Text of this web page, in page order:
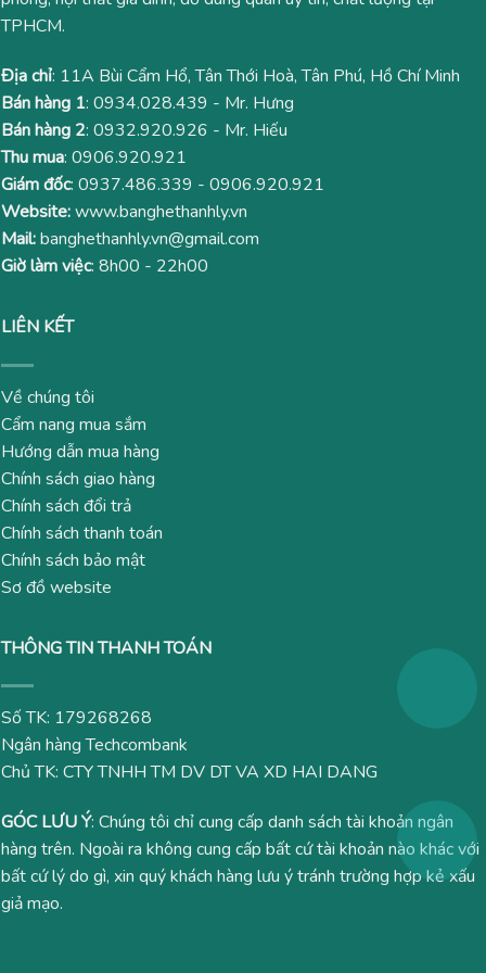
TPHCM.
Địa chỉ: 11A Bùi Cẩm Hổ, Tân Thới Hoà, Tân Phú, Hồ Chí Minh
Bán hàng 1: 0934.028.439 - Mr. Hưng
Bán hàng 2: 0932.920.926 - Mr. Hiếu
Thu mua: 0906.920.921
Giám đốc: 0937.486.339 - 0906.920.921
Website:www.banghethanhly.vn
Mail:banghethanhly.vn@gmail.com
Giờ làm việc: 8h00 - 22h00
LIÊN KẾT
Về chúng tôi
Cẩm nang mua sắm
Hướng dẫn mua hàng
Chính sách giao hàng
Chính sách đổi trả
Chính sách thanh toán
Chính sách bảo mật
Sơ đồ website
THÔNG TIN THANH TOÁN
Số TK: 179268268
Ngân hàng Techcombank
Chủ TK: CTY TNHH TM DV DT VA XD HAI DANG
GÓC LƯU Ý: Chúng tôi chỉ cung cấp danh sách tài khoản ngân
hàng trên. Ngoài ra không cung cấp bất cứ tài khoản nào khác với
bất cứ lý do gì, xin quý khách hàng lưu ý tránh trường hợp kẻ xấu
giả mạo.